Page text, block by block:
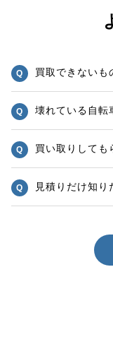
買取できないも
壊れている自転
買い取りしても
見積りだけ知り